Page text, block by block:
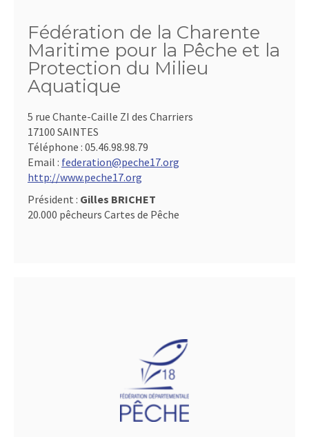
Fédération de la Charente
Maritime pour la Pêche et la
Protection du Milieu
Aquatique
5 rue Chante-Caille ZI des Charriers
17100 SAINTES
Téléphone : 05.46.98.98.79
Email : federation@peche17.org
http://www.peche17.org
Président : Gilles BRICHET
20.000 pêcheurs Cartes de Pêche